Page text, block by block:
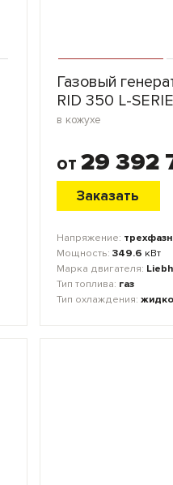
Газовый
RID 350 L-
в кожухе
от 29 392
Заказать
Напряжение:
Мощность: 349.6 кВт
Марка двигателя:
Тип топлива: газ
Тип охлаждения: